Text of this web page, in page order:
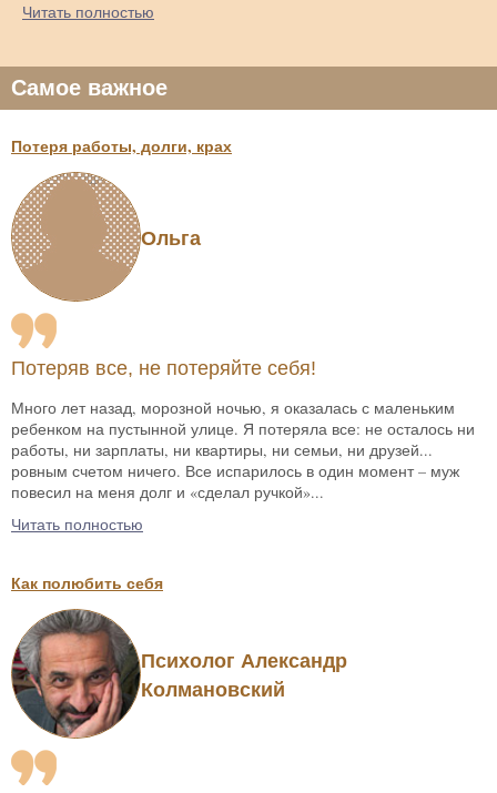
Самое важное
Потеря работы, долги, крах
Ольга
Потеряв все, не потеряйте себя!
Много лет назад, морозной ночью, я оказалась с маленьким
ребенком на пустынной улице. Я потеряла все: не осталось ни
работы, ни зарплаты, ни квартиры, ни семьи, ни друзей...
ровным счетом ничего. Все испарилось в один момент – муж
повесил на меня долг и «сделал ручкой»...
Читать полностью
Как полюбить себя
Психолог Александр
Колмановский
Читать полностью